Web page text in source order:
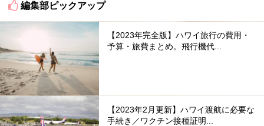
編集部ピックアップ
【2023年完全版】ハワイ旅行の費用・
予算・旅費まとめ。飛行機代...
【2023年2月更新】ハワイ渡航に必要な
手続き／ワクチン接種証明...